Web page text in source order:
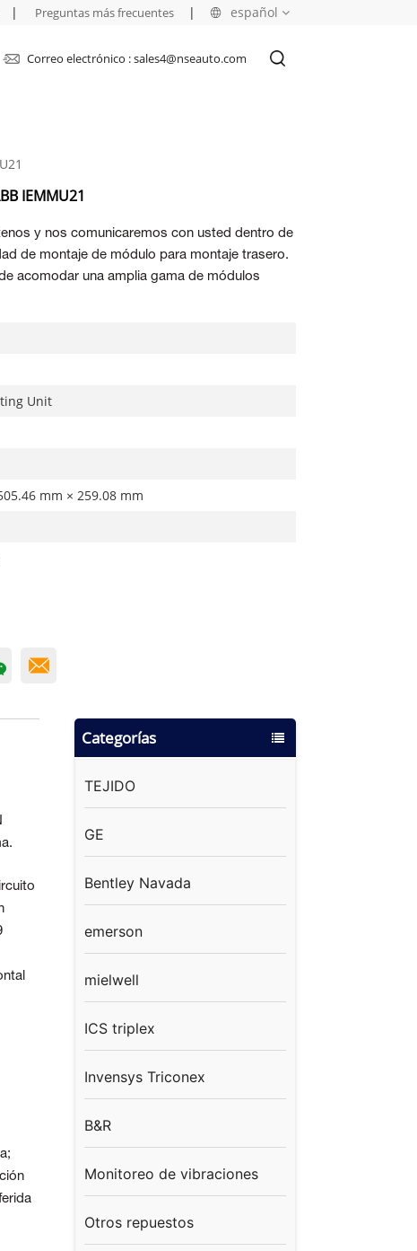
español
العربية
| Preguntas más frecuentes |
Correo electrónico : sales4@nseauto.com
IEMMU21
y nos comunicaremos con usted dentro de
de montaje de módulo para montaje trasero.
acomodar una amplia gama de módulos
Unit
mm × 259.08 mm
Categorías
TEJIDO
GE
Bentley Navada
emerson
mielwell
ICS triplex
Invensys Triconex
B&R
Monitoreo de vibraciones
Otros repuestos